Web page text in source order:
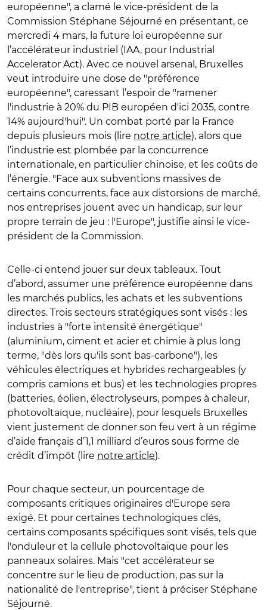
européenne", a clamé le vice-président de la
Commission Stéphane Séjourné en présentant, ce
mercredi 4 mars, la future loi européenne sur
l’accélérateur industriel (IAA, pour Industrial
Accelerator Act). Avec ce nouvel arsenal, Bruxelles
veut introduire une dose de "préférence
européenne", caressant l’espoir de "ramener
l'industrie à 20% du PIB européen d'ici 2035, contre
14% aujourd'hui". Un combat porté par la France
depuis plusieurs mois (lire notre article), alors que
l’industrie est plombée par la concurrence
internationale, en particulier chinoise, et les coûts de
l’énergie. "Face aux subventions massives de
certains concurrents, face aux distorsions de marché,
nos entreprises jouent avec un handicap, sur leur
propre terrain de jeu : l'Europe", justifie ainsi le vice-
président de la Commission.
Celle-ci entend jouer sur deux tableaux. Tout
d’abord, assumer une préférence européenne dans
les marchés publics, les achats et les subventions
directes. Trois secteurs stratégiques sont visés : les
industries à "forte intensité énergétique"
(aluminium, ciment et acier et chimie à plus long
terme, "dès lors qu'ils sont bas-carbone"), les
véhicules électriques et hybrides rechargeables (y
compris camions et bus) et les technologies propres
(batteries, éolien, électrolyseurs, pompes à chaleur,
photovoltaïque, nucléaire), pour lesquels Bruxelles
vient justement de donner son feu vert à un régime
d’aide français d’1,1 milliard d’euros sous forme de
crédit d’impôt (lire notre article).
Pour chaque secteur, un pourcentage de
composants critiques originaires d'Europe sera
exigé. Et pour certaines technologiques clés,
certains composants spécifiques sont visés, tels que
l'onduleur et la cellule photovoltaïque pour les
panneaux solaires. Mais "cet accélérateur se
concentre sur le lieu de production, pas sur la
nationalité de l'entreprise", tient à préciser Stéphane
Séjourné.